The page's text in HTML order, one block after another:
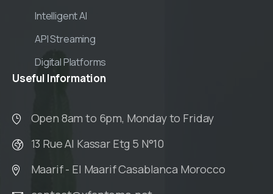
Intelligent AI
API Streaming
Digital Platforms
Useful Information
Open 8am to 6pm, Monday to Friday
13 Rue Al Kassar Etg 5 N°10
Maarif - El Maarif Casablanca Morocco